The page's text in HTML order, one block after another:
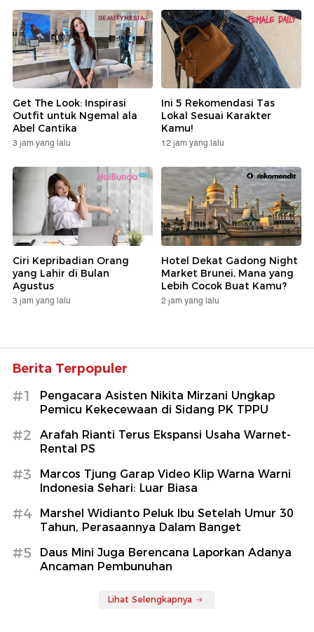
Get The Look: Inspirasi
Outfit untuk Ngemal ala
Abel Cantika
3 jam yang lalu
Ini 5 Rekomendasi Tas
Lokal Sesuai Karakter
Kamu!
12 jam yang lalu
Ciri Kepribadian Orang
yang Lahir di Bulan
Agustus
3 jam yang lalu
Hotel Dekat Gadong Night
Market Brunei, Mana yang
Lebih Cocok Buat Kamu?
2 jam yang lalu
Berita Terpopuler
#1
Pengacara Asisten Nikita Mirzani Ungkap
Pemicu Kekecewaan di Sidang PK TPPU
#2
Arafah Rianti Terus Ekspansi Usaha Warnet-
Rental PS
#3
Marcos Tjung Garap Video Klip Warna Warni
Indonesia Sehari: Luar Biasa
#4
Marshel Widianto Peluk Ibu Setelah Umur 30
Tahun, Perasaannya Dalam Banget
#5
Daus Mini Juga Berencana Laporkan Adanya
Ancaman Pembunuhan
Lihat Selengkapnya